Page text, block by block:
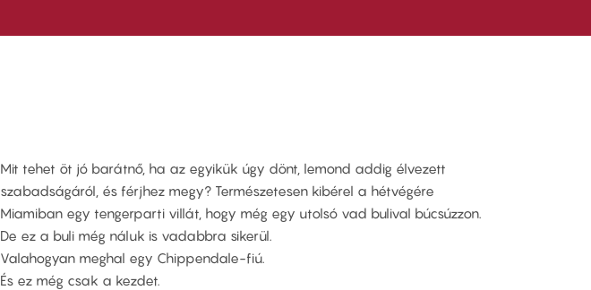
Mit tehet öt jó barátnő, ha az egyikük úgy dönt, lemond addig élvezett
szabadságáról, és férjhez megy? Természetesen kibérel a hétvégére
Miamiban egy tengerparti villát, hogy még egy utolsó vad bulival búcsúzzon.
De ez a buli még náluk is vadabbra sikerül.
Valahogyan meghal egy Chippendale-fiú.
És ez még csak a kezdet.